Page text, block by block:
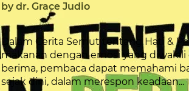
by dr. Grace Judio
Dalam Cerita Semut tentang Hati &
makanan dengan emosi yang
berima, pembaca dapat memahami
sejak dini, dalam merespon keadaan...